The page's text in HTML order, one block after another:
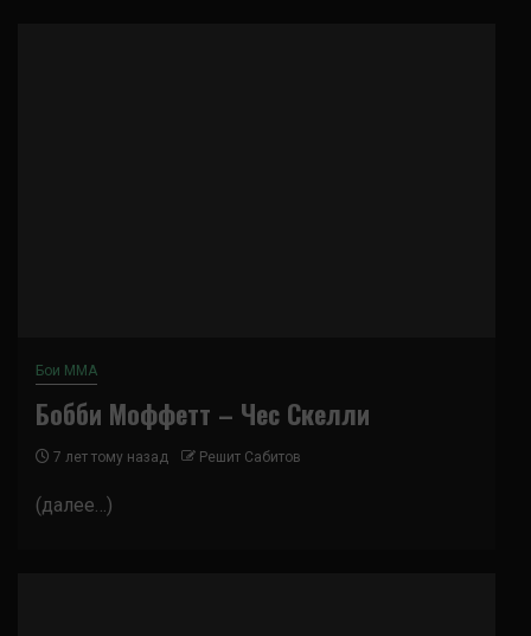
Бои ММА
Бобби Моффетт – Чес Скелли
7 лет тому назад Решит Сабитов
(далее…)